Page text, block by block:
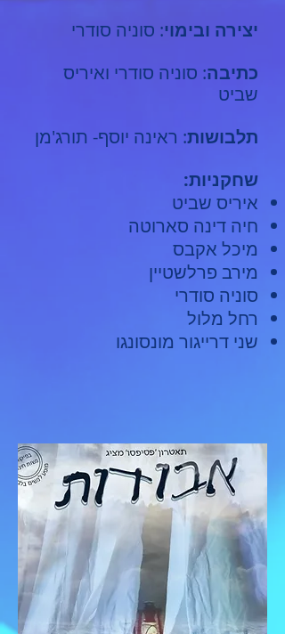
יצירה ובימוי: סוניה סודרי
כתיבה: סוניה סודרי ואיריס
שביט
תלבושות: ראינה יוסף- תורג'מן
שחקניות:
איריס שביט
חיה דינה סארוטה
מיכל אקבס
מירב פרלשטיין
סוניה סודרי
רחל מלול
שני דרייגור מונסונגו